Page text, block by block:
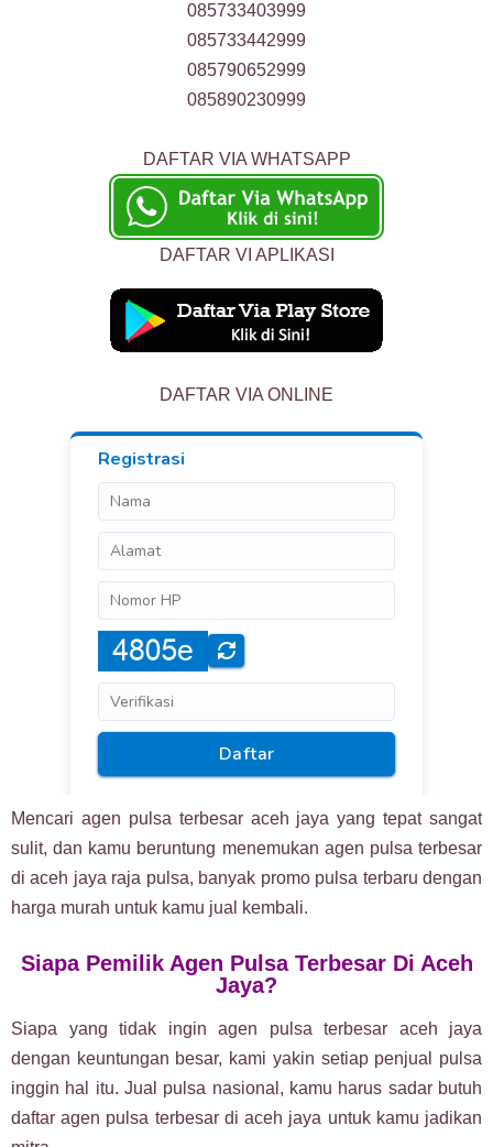
085733403999
085733442999
085790652999
085890230999
DAFTAR VIA WHATSAPP
DAFTAR VI APLIKASI
DAFTAR VIA ONLINE
Mencari agen pulsa terbesar aceh jaya yang tepat sangat
sulit, dan kamu beruntung menemukan agen pulsa terbesar
di aceh jaya raja pulsa, banyak promo pulsa terbaru dengan
harga murah untuk kamu jual kembali.
Siapa Pemilik Agen Pulsa Terbesar Di Aceh
Jaya?
Siapa yang tidak ingin agen pulsa terbesar aceh jaya
dengan keuntungan besar, kami yakin setiap penjual pulsa
inggin hal itu. Jual pulsa nasional, kamu harus sadar butuh
daftar agen pulsa terbesar di aceh jaya untuk kamu jadikan